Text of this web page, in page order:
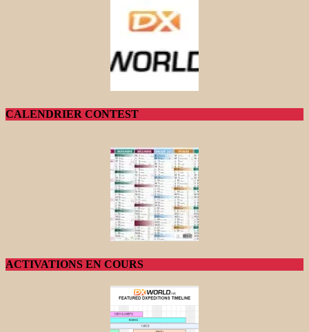
CALENDRIER CONTEST
ACTIVATIONS EN COURS